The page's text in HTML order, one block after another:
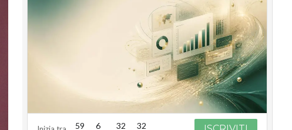
59 6 32 31